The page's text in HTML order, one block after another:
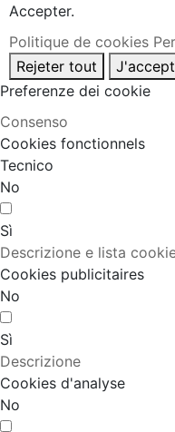
Accepter.
Politique de cookies
Rejeter tout
Preferenze dei cookie
Consenso
Cookies fonctionnels
Tecnico
No
Sì
Descrizione e lista
Cookies publicitaires
No
Sì
Descrizione
Cookies d'analyse
No